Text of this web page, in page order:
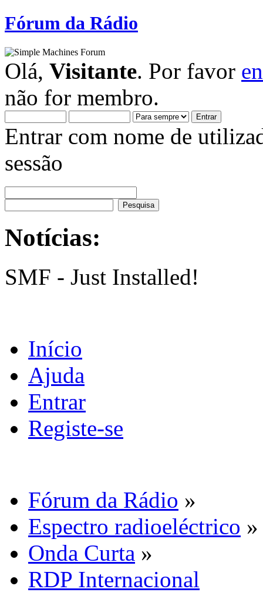
Fórum da Rádio
Olá, Visitante. Por favor
não for membro.
Entrar com nome de
sessão
Notícias:
SMF - Just Installed!
Início
Ajuda
Entrar
Registe-se
Fórum da Rádio »
Espectro radioeléctrico »
Onda Curta »
RDP Internacional